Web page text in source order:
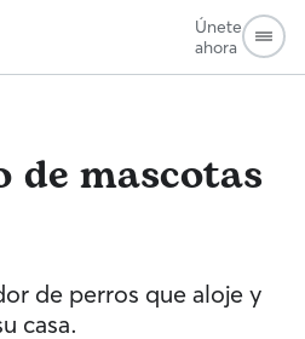
Únete
ahora
de mascotas
de perros que aloje y
casa.